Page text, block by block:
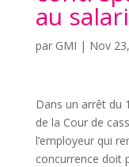
au
par GMI | Nov
Dans un arrêt du
de la Cour de
l’employeur qui
concurrence doit